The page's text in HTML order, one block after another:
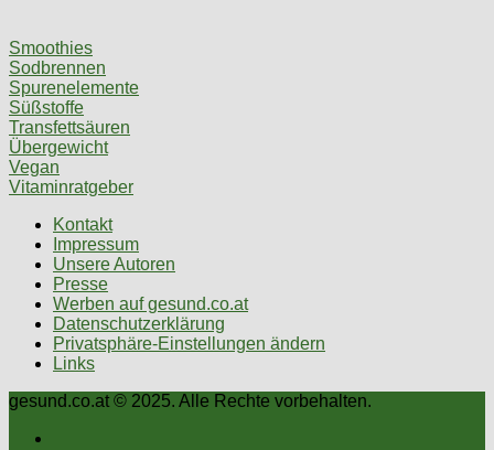
Smoothies
Sodbrennen
Spurenelemente
Süßstoffe
Transfettsäuren
Übergewicht
Vegan
Vitaminratgeber
Kontakt
Impressum
Unsere Autoren
Presse
Werben auf gesund.co.at
Datenschutzerklärung
Privatsphäre-Einstellungen ändern
Links
gesund.co.at © 2025. Alle Rechte vorbehalten.